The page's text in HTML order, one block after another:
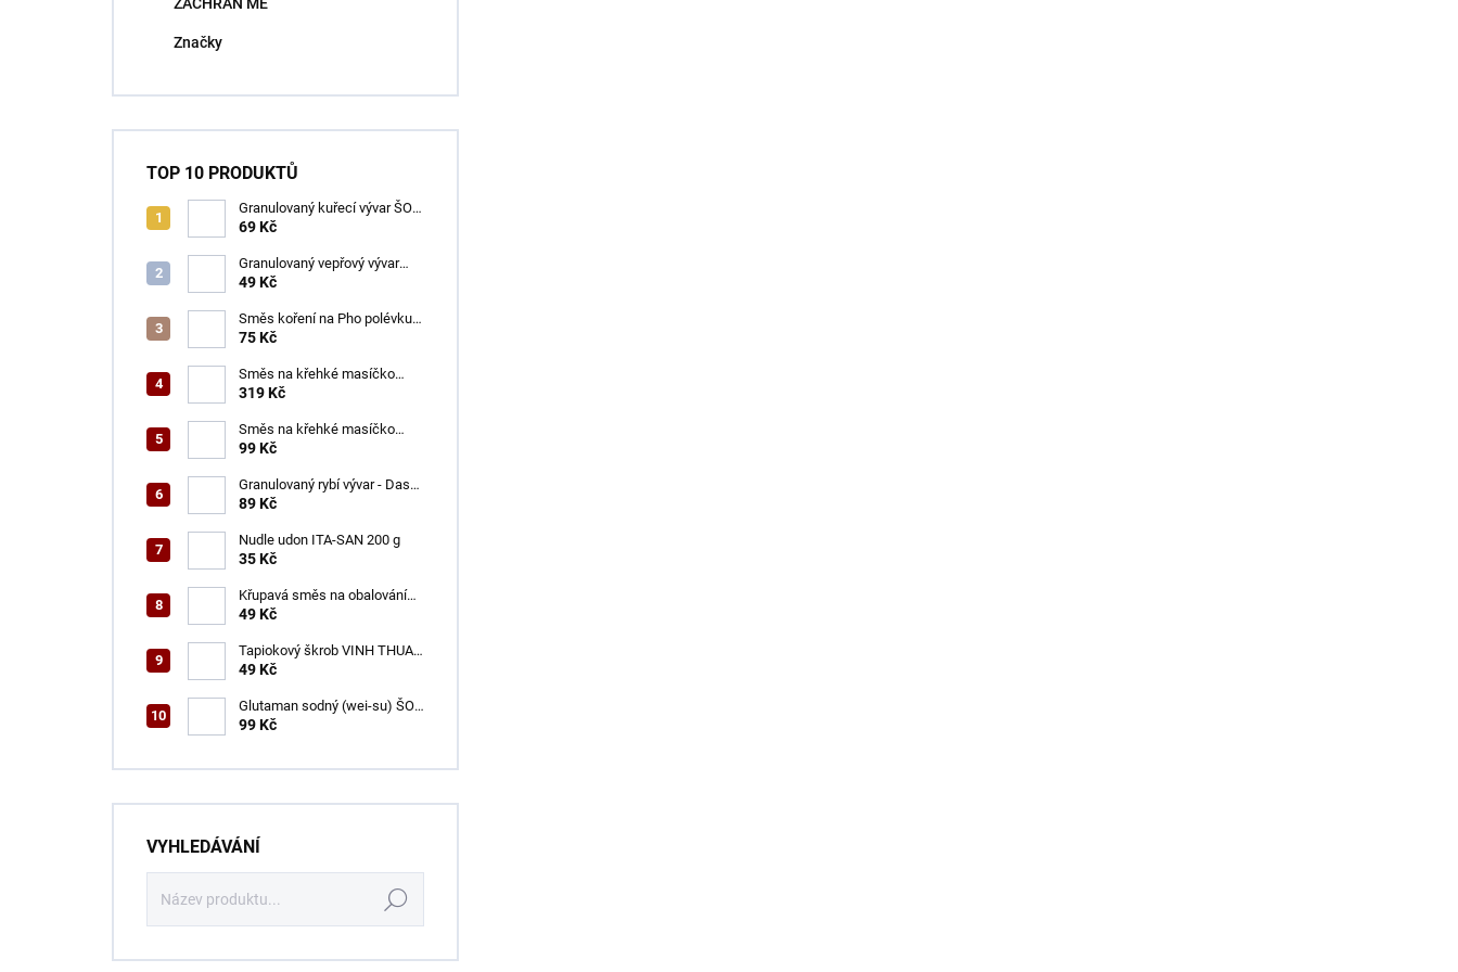
e
l
Značky
TOP 10 PRODUKTŮ
Granulovaný kuřecí vývar ŠON
100 g
69 Kč
Granulovaný vepřový vývar
ŠON 100 g
49 Kč
Směs koření na Pho polévku
ŠON 65 g
75 Kč
Směs na křehké masíčko
ŠON 400 g
319 Kč
Směs na křehké masíčko
ŠON 125 g
99 Kč
Granulovaný rybí vývar - Dashi
ŠON 100 g
89 Kč
Nudle udon ITA-SAN 200 g
35 Kč
Křupavá směs na obalování
VINH THUAN 150 g
49 Kč
Tapiokový škrob VINH THUAN
400 g
49 Kč
Glutaman sodný (wei-su) ŠON
500 g
99 Kč
VYHLEDÁVÁNÍ
Hledat